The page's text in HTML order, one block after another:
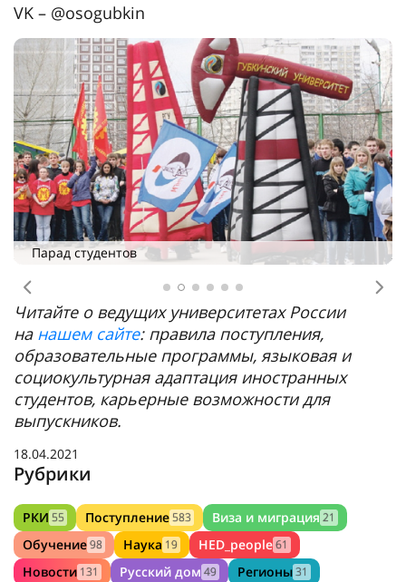
VK – @osogubkin
Парад студентов
Предыдущее
Читайте о ведущих университетах России
на нашем сайте: правила поступления,
образовательные программы, языковая и
социокультурная адаптация иностранных
студентов, карьерные возможности для
выпускников.
18.04.2021
Рубрики
РКИ 55 Поступление583 Виза и миграция 21
Обучение98 Наука 19 HED_people61
Новости 131 Русский дом 49 Регионы31